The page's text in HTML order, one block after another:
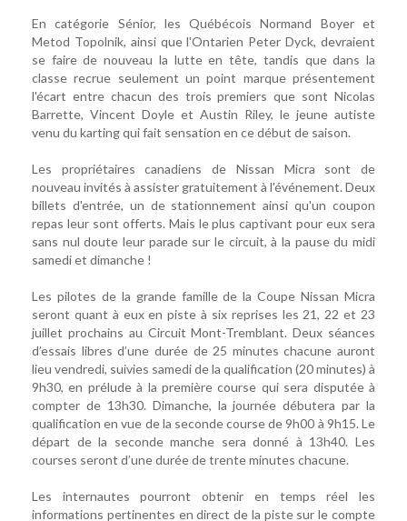
En catégorie Sénior, les Québécois Normand Boyer et
Metod Topolnik, ainsi que l'Ontarien Peter Dyck, devraient
se faire de nouveau la lutte en tête, tandis que dans la
classe recrue seulement un point marque présentement
l'écart entre chacun des trois premiers que sont Nicolas
Barrette, Vincent Doyle et Austin Riley, le jeune autiste
venu du karting qui fait sensation en ce début de saison.
Les propriétaires canadiens de Nissan Micra sont de
nouveau invités à assister gratuitement à l'événement. Deux
billets d'entrée, un de stationnement ainsi qu'un coupon
repas leur sont offerts. Mais le plus captivant pour eux sera
sans nul doute leur parade sur le circuit, à la pause du midi
samedi et dimanche !
Les pilotes de la grande famille de la Coupe Nissan Micra
seront quant à eux en piste à six reprises les 21, 22 et 23
juillet prochains au Circuit Mont-Tremblant. Deux séances
d’essais libres d’une durée de 25 minutes chacune auront
lieu vendredi, suivies samedi de la qualification (20 minutes) à
9h30, en prélude à la première course qui sera disputée à
compter de 13h30. Dimanche, la journée débutera par la
qualification en vue de la seconde course de 9h00 à 9h15. Le
départ de la seconde manche sera donné à 13h40. Les
courses seront d’une durée de trente minutes chacune.
Les internautes pourront obtenir en temps réel les
informations pertinentes en direct de la piste sur le compte